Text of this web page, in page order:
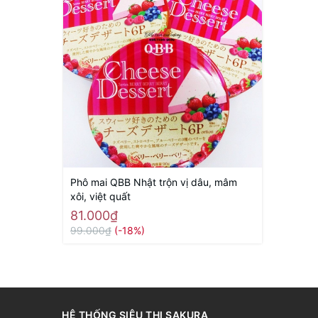
Phô mai QBB Nhật trộn vị dâu, mâm
xôi, việt quất
81.000₫
99.000₫ (-18%)
HỆ THỐNG SIÊU THỊ SAKURA